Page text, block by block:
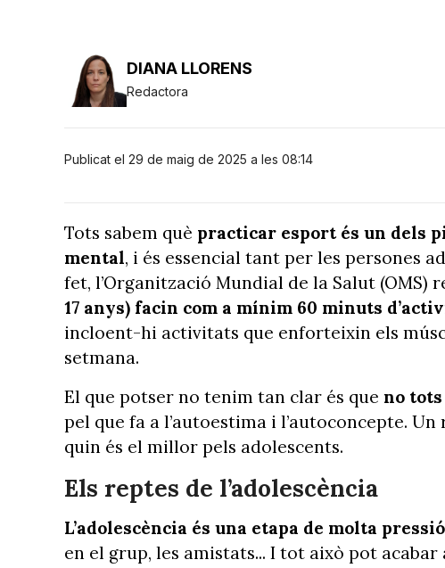
DIANA LLORENS
Redactora
Publicat el 29 de maig de 2025 a les 08:14
Tots sabem què practicar esport és un dels
mental, i és essencial tant per les persones
fet, l’Organització Mundial de la Salut (OMS)
17 anys) facin com a mínim 60 minuts
incloent-hi activitats que enforteixin els
setmana.
El que potser no tenim tan clar és que no
pel que fa a l’autoestima i l’autoconcepte.
quin és el millor pels adolescents.
Els reptes de l’adolescència
L’adolescència és una etapa de molta pressió
en el grup, les amistats... I tot això pot